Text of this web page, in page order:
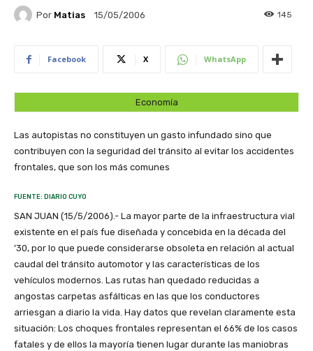
Por Matias 15/05/2006 145
Facebook X WhatsApp
Economía
Las autopistas no constituyen un gasto infundado sino que
contribuyen con la seguridad del tránsito al evitar los accidentes
frontales, que son los más comunes
FUENTE: DIARIO CUYO
SAN JUAN (15/5/2006).- La mayor parte de la infraestructura vial
existente en el país fue diseñada y concebida en la década del
’30, por lo que puede considerarse obsoleta en relación al actual
caudal del tránsito automotor y las características de los
vehículos modernos. Las rutas han quedado reducidas a
angostas carpetas asfálticas en las que los conductores
arriesgan a diario la vida. Hay datos que revelan claramente esta
situación: Los choques frontales representan el 66% de los casos
fatales y de ellos la mayoría tienen lugar durante las maniobras